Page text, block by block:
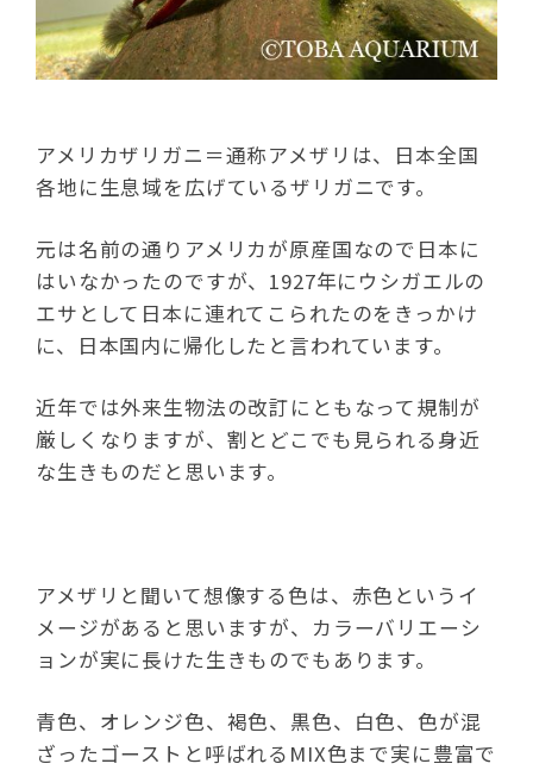
アメリカザリガニ＝通称アメザリは、日本全国
各地に生息域を広げているザリガニです。
元は名前の通りアメリカが原産国なので日本に
はいなかったのですが、1927年にウシガエルの
エサとして日本に連れてこられたのをきっかけ
に、日本国内に帰化したと言われています。
近年では外来生物法の改訂にともなって規制が
厳しくなりますが、割とどこでも見られる身近
な生きものだと思います。
アメザリと聞いて想像する色は、赤色というイ
メージがあると思いますが、カラーバリエーシ
ョンが実に長けた生きものでもあります。
青色、オレンジ色、褐色、黒色、白色、色が混
ざったゴーストと呼ばれるMIX色まで実に豊富で